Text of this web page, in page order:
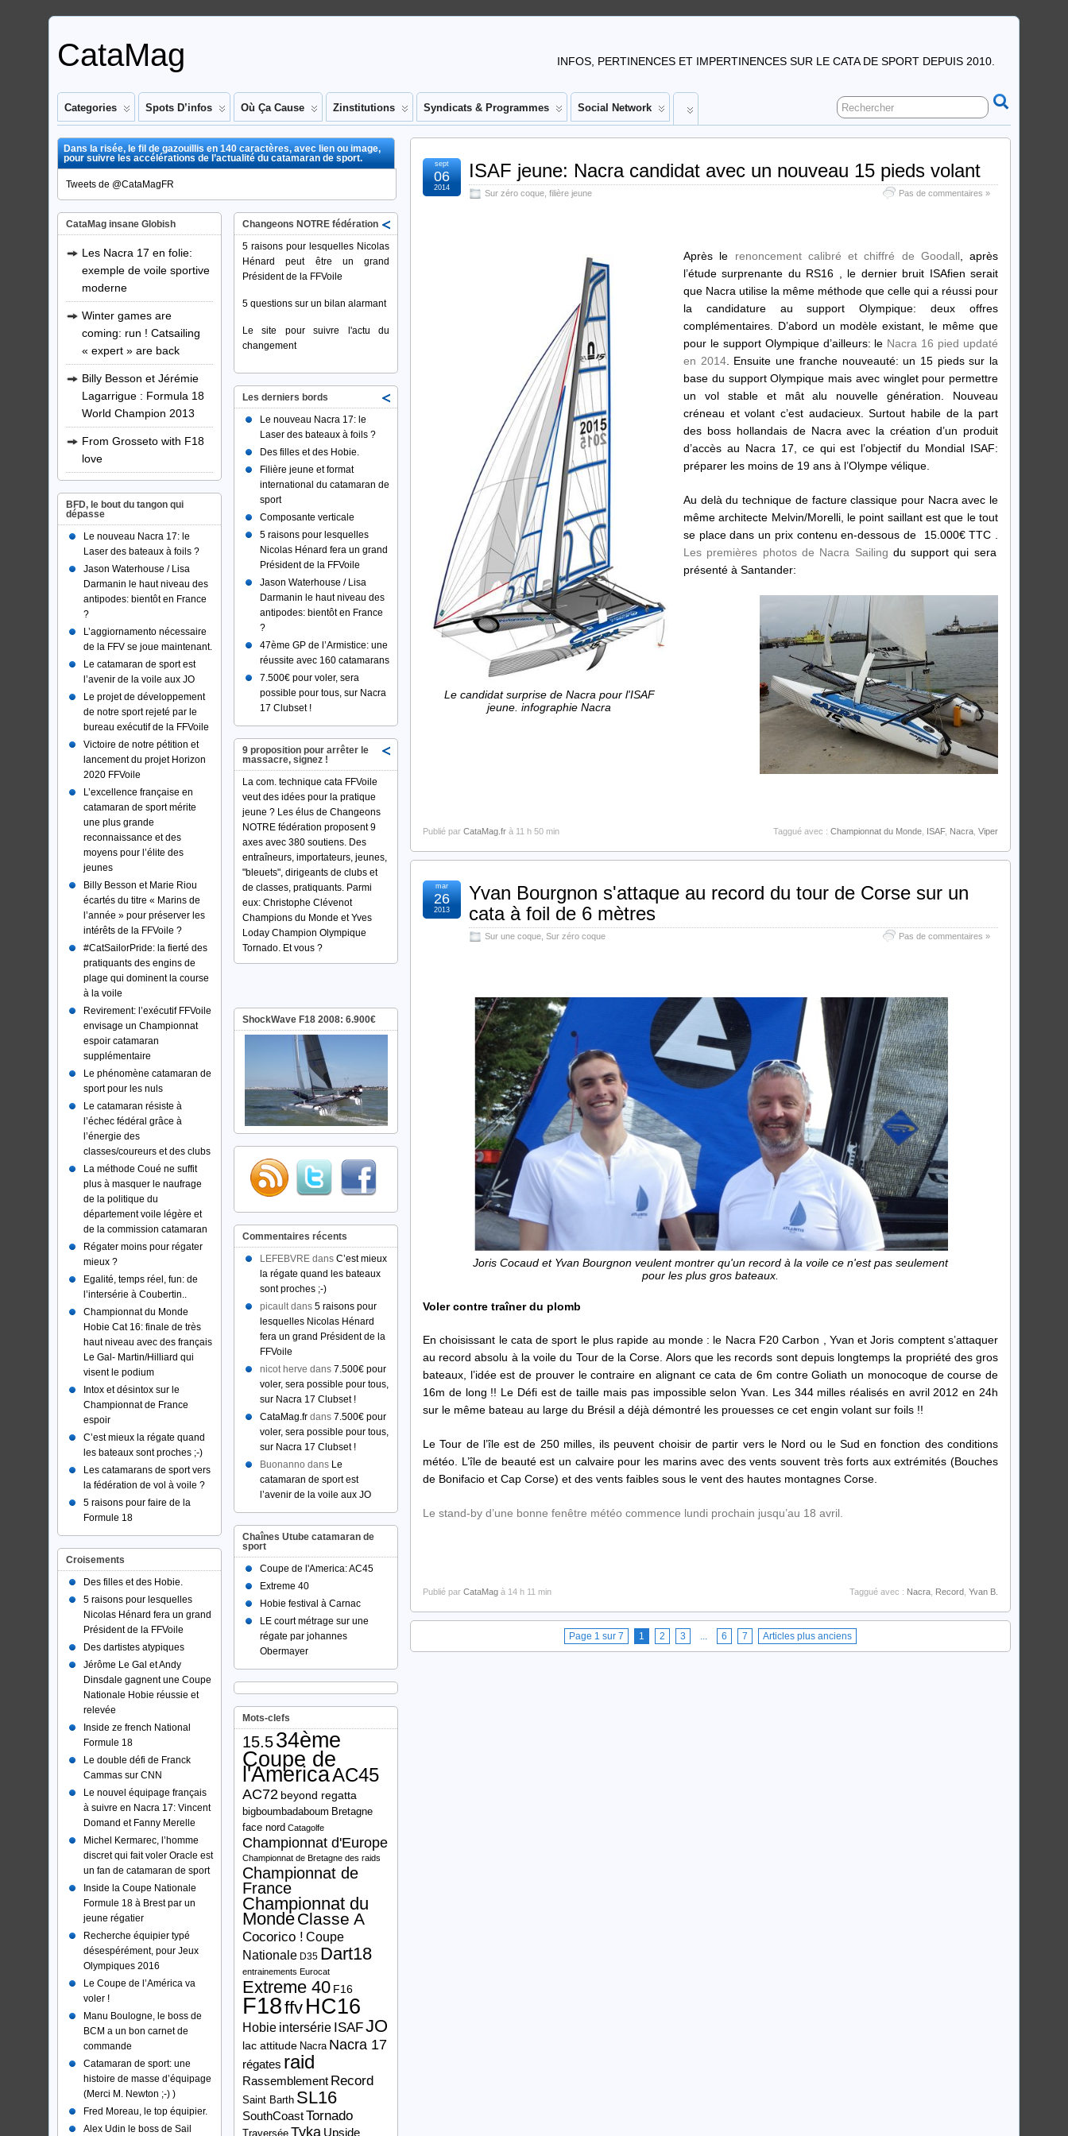
CataMag INFOS, PERTINENCES ET IMPERTINENCES SUR LE CATA DE SPORT DEPUIS 2010.
Categories Spots D’infos Où Ça Cause Zinstitutions Syndicats & Programmes Social Network
ISAF jeune: Nacra candidat avec un nouveau 15 pieds volant
Sur zéro coque filière jeune Pas de commentaires »
sept
06
2014
Le candidat surprise de Nacra pour l'ISAF
jeune. infographie Nacra
Après le renoncement calibré et chiffré de Goodall , après
l’étude surprenante du RS16 , le dernier bruit ISAfien serait
que Nacra utilise la même méthode que celle qui a réussi pour
la candidature au support Olympique: deux offres
complémentaires. D’abord un modèle existant, le même que
pour le support Olympique d’ailleurs: le Nacra 16 pied updaté
en 2014. Ensuite une franche nouveauté: un 15 pieds sur la
base du support Olympique mais avec winglet pour permettre
un vol stable et mât alu nouvelle génération. Nouveau
créneau et volant c’est audacieux. Surtout habile de la part
des boss hollandais de Nacra avec la création d’un produit
d’accès au Nacra 17, ce qui est l’objectif du Mondial ISAF:
préparer les moins de 19 ans à l’Olympe vélique.
Au delà du technique de facture classique pour Nacra avec le
même architecte Melvin/Morelli, le point saillant est que le tout
se place dans un prix contenu en-dessous de 15.000€ TTC .
Les premières photos de Nacra Sailing du support qui sera
présenté à Santander:
Publié par CataMag.fr à 11 h 50 min Taggué avec : Championnat du Monde ISAF, Nacra Viper
Yvan Bourgnon s'attaque au record du tour de Corse sur un
cata à foil de 6 mètres
Sur une coque Sur zéro coque Pas de commentaires »
mar
26
2013
Joris Cocaud et Yvan Bourgnon veulent montrer qu'un record à la voile ce n'est pas seulement
pour les plus gros bateaux.
Voler contre traîner du plomb
En choisissant le cata de sport le plus rapide au monde : le Nacra F20 Carbon , Yvan et Joris comptent s’attaquer
au record absolu à la voile du Tour de la Corse. Alors que les records sont depuis longtemps la propriété des gros
bateaux, l’idée est de prouver le contraire en alignant ce cata de 6m contre Goliath un monocoque de course de
16m de long !! Le Défi est de taille mais pas impossible selon Yvan. Les 344 milles réalisés en avril 2012 en 24h
sur le même bateau au large du Brésil a déjà démontré les prouesses ce cet engin volant sur foils !!
Le Tour de l’île est de 250 milles, ils peuvent choisir de partir vers le Nord ou le Sud en fonction des conditions
météo. L’île de beauté est un calvaire pour les marins avec des vents souvent très forts aux extrémités (Bouches
de Bonifacio et Cap Corse) et des vents faibles sous le vent des hautes montagnes Corse.
Le stand-by d’une bonne fenêtre météo commence lundi prochain jusqu’au 18 avril.
Publié par CataMag à 14 h 11 min Taggué avec : Nacra Record Yvan B.
Page 1 sur 7 1 2 3 ... 6 7 Articles plus anciens
Dans la risée, le fil de gazouillis en 140 caractères, avec lien ou image,
pour suivre les accélérations de l’actualité du catamaran de sport.
Tweets de @CataMagFR
CataMag insane Globish
Les Nacra 17 en folie:
exemple de voile sportive
moderne
Winter games are
coming: run ! Catsailing
« expert » are back
Billy Besson et Jérémie
Lagarrigue : Formula 18
World Champion 2013
From Grosseto with F18
love
BFD, le bout du tangon qui
dépasse
Le nouveau Nacra 17: le
Laser des bateaux à foils ?
Jason Waterhouse / Lisa
Darmanin le haut niveau des
antipodes: bientôt en France
?
L’aggiornamento nécessaire
de la FFV se joue maintenant.
Le catamaran de sport est
l’avenir de la voile aux JO
Le projet de développement
de notre sport rejeté par le
bureau exécutif de la FFVoile
Victoire de notre pétition et
lancement du projet Horizon
2020 FFVoile
L’excellence française en
catamaran de sport mérite
une plus grande
reconnaissance et des
moyens pour l’élite des
jeunes
Billy Besson et Marie Riou
écartés du titre « Marins de
l’année » pour préserver les
intérêts de la FFVoile ?
#‎CatSailorPride:‬ la fierté des
pratiquants des engins de
plage qui dominent la course
à la voile
Revirement: l’exécutif FFVoile
envisage un Championnat
espoir catamaran
supplémentaire
Le phénomène catamaran de
sport pour les nuls
Le catamaran résiste à
l’échec fédéral grâce à
l’énergie des
classes/coureurs et des clubs
La méthode Coué ne suffit
plus à masquer le naufrage
de la politique du
département voile légère et
de la commission catamaran
Régater moins pour régater
mieux ?
Egalité, temps réel, fun: de
l’intersérie à Coubertin..
Championnat du Monde
Hobie Cat 16: finale de très
haut niveau avec des français
Le Gal- Martin/Hilliard qui
visent le podium
Intox et désintox sur le
Championnat de France
espoir
C’est mieux la régate quand
les bateaux sont proches ;-)
Les catamarans de sport vers
la fédération de vol à voile ?
5 raisons pour faire de la
Formule 18
Croisements
Des filles et des Hobie.
5 raisons pour lesquelles
Nicolas Hénard fera un grand
Président de la FFVoile
Des dartistes atypiques
Jérôme Le Gal et Andy
Dinsdale gagnent une Coupe
Nationale Hobie réussie et
relevée
Inside ze french National
Formule 18
Le double défi de Franck
Cammas sur CNN
Le nouvel équipage français
à suivre en Nacra 17: Vincent
Domand et Fanny Merelle
Michel Kermarec, l’homme
discret qui fait voler Oracle est
un fan de catamaran de sport
Inside la Coupe Nationale
Formule 18 à Brest par un
jeune régatier
Recherche équipier typé
désespérément, pour Jeux
Olympiques 2016
Le Coupe de l’América va
voler !
Manu Boulogne, le boss de
BCM a un bon carnet de
commande
Catamaran de sport: une
histoire de masse d’équipage
(Merci M. Newton ;-) )
Fred Moreau, le top équipier.
Alex Udin le boss de Sail
Changeons NOTRE fédération
5 raisons pour lesquelles Nicolas
Hénard peut être un grand
Président de la FFVoile
5 questions sur un bilan alarmant
Le site pour suivre l'actu du
changement
Les derniers bords
Le nouveau Nacra 17: le
Laser des bateaux à foils ?
Des filles et des Hobie.
Filière jeune et format
international du catamaran de
sport
Composante verticale
5 raisons pour lesquelles
Nicolas Hénard fera un grand
Président de la FFVoile
Jason Waterhouse / Lisa
Darmanin le haut niveau des
antipodes: bientôt en France
?
47ème GP de l’Armistice: une
réussite avec 160 catamarans
7.500€ pour voler, sera
possible pour tous, sur Nacra
17 Clubset !
9 proposition pour arrêter le
massacre, signez !
La com. technique cata FFVoile
veut des idées pour la pratique
jeune ? Les élus de Changeons
NOTRE fédération proposent 9
axes avec 380 soutiens. Des
entraîneurs, importateurs, jeunes,
"bleuets", dirigeants de clubs et
de classes, pratiquants. Parmi
eux: Christophe Clévenot
Champions du Monde et Yves
Loday Champion Olympique
Tornado. Et vous ?
ShockWave F18 2008: 6.900€
Commentaires récents
LEFEBVRE dans C’est mieux
la régate quand les bateaux
sont proches ;-)
picault dans 5 raisons pour
lesquelles Nicolas Hénard
fera un grand Président de la
FFVoile
nicot herve dans 7.500€ pour
voler, sera possible pour tous,
sur Nacra 17 Clubset !
CataMag.fr dans 7.500€ pour
voler, sera possible pour tous,
sur Nacra 17 Clubset !
Buonanno dans Le
catamaran de sport est
l’avenir de la voile aux JO
Chaînes Utube catamaran de
sport
Coupe de l'America: AC45
Extreme 40
Hobie festival à Carnac
LE court métrage sur une
régate par johannes
Obermayer
Mots-clefs
15.534ème
Coupe de
l'AmericaAC45
AC72 beyond regatta
bigboumbadaboum Bretagne
face nord Catagolfe
Championnat d'Europe
Championnat de Bretagne des raids
Championnat de
France
Championnat du
MondeClasse A
Cocorico ! Coupe
Nationale D35 Dart18
entrainements Eurocat
Extreme 40 F16
F18ffv HC16
Hobie intersérie ISAFJO
lac attitude Nacra Nacra 17
régates raid
Rassemblement Record
Saint Barth SL16
SouthCoastTornado
Traversée Tyka Upside